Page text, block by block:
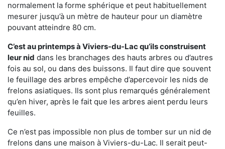
normalement la forme sphérique et peut habituellement
mesurer jusqu’à un mètre de hauteur pour un diamètre
pouvant atteindre 80 cm.
C’est au printemps à Viviers-du-Lac qu’ils construisent
leur nid dans les branchages des hauts arbres ou d’autres
fois au sol, ou dans des buissons. Il faut dire que souvent
le feuillage des arbres empêche d’apercevoir les nids de
frelons asiatiques. Ils sont plus remarqués généralement
qu’en hiver, après le fait que les arbres aient perdu leurs
feuilles.
Ce n’est pas impossible non plus de tomber sur un nid de
frelons dans une maison à Viviers-du-Lac. Il serait peut-